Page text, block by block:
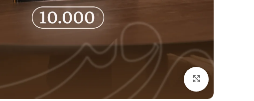
اضغط للتكبير